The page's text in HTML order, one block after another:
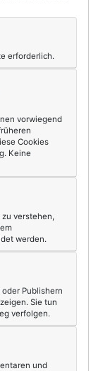
erforderlich.
vorwiegend
Cookies
Keine
verstehen,
werden.
Publishern
Sie tun
verfolgen.
und